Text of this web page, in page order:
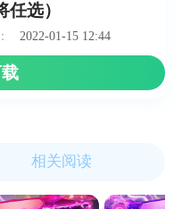
任选）
2022-01-15 12:44
相关阅读